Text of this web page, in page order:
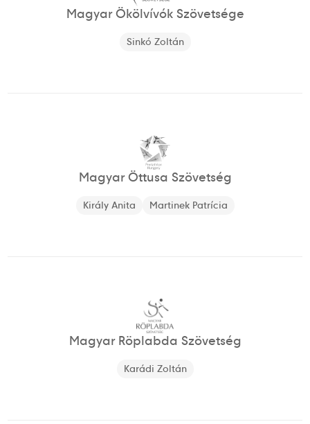
Magyar Ökölvívók Szövetsége
Sinkó Zoltán
Magyar Öttusa Szövetség
Király Anita Martinek Patrícia
Magyar Röplabda Szövetség
Karádi Zoltán